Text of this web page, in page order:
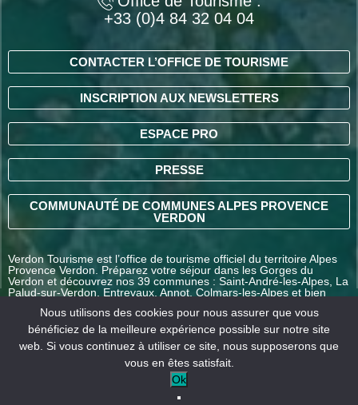
+33 (0)4 84 32 04 04
CONTACTER L’OFFICE DE TOURISME
INSCRIPTION AUX NEWSLETTERS
ESPACE PRO
PRESSE
COMMUNAUTÉ DE COMMUNES ALPES PROVENCE
VERDON
Verdon Tourisme est l’office de tourisme officiel du territoire Alpes
Provence Verdon. Préparez votre séjour dans les Gorges du
Verdon et découvrez nos 39 communes : Saint-André-les-Alpes, La
Palud-sur-Verdon, Entrevaux, Annot, Colmars-les-Alpes et bien
COMMENT VENIR ?
Conditions générales
Nous utilisons des cookies pour nous assurer que vous
bénéficiez de la meilleure expérience possible sur notre site
web. Si vous continuez à utiliser ce site, nous supposerons que
vous en êtes satisfait.
Ok